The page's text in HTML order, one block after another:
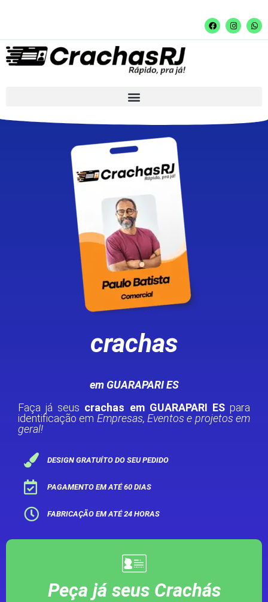
crachas
em GUARAPARI ES
Faça já seus crachas em GUARAPARI ESpara
identificação em Empresas, Eventos e projetos em
geral!
DESIGN GRATUÍTO DO SEU PEDIDO
PAGAMENTO EM ATÉ 60 DIAS
FABRICAÇÃO EM ATÉ 24 HORAS
Peça já seus Crachás